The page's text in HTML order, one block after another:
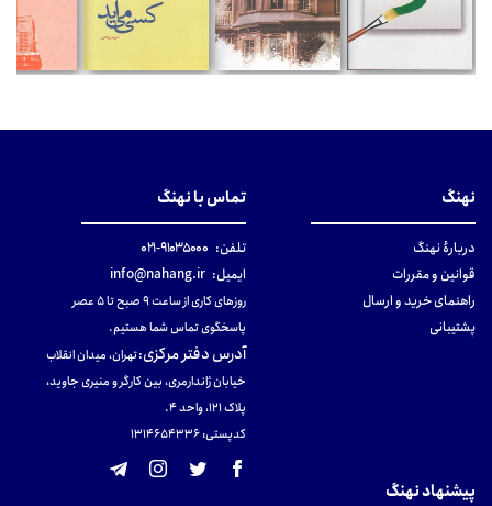
نهنگ
دربارهٔ نهنگ
قوانین و مقررات
راهنمای خرید و ارسال
پشتیبانی
تماس با نهنگ
تلفن: ۹۱۰۳۵۰۰۰-۰۲۱
ایمیل: info@nahang.ir
روزهای کاری از ساعت ۹ صبح تا ۵ عصر
پاسخگوی تماس شما هستیم.
آدرس دفتر مرکزی:تهران، میدان انقلاب
خیابان ژاندارمری، بین کارگر و منیری جاوید،
پلاک 121، واحد ۴.
کدپستی: 131465433۶
پیشنهاد نهنگ